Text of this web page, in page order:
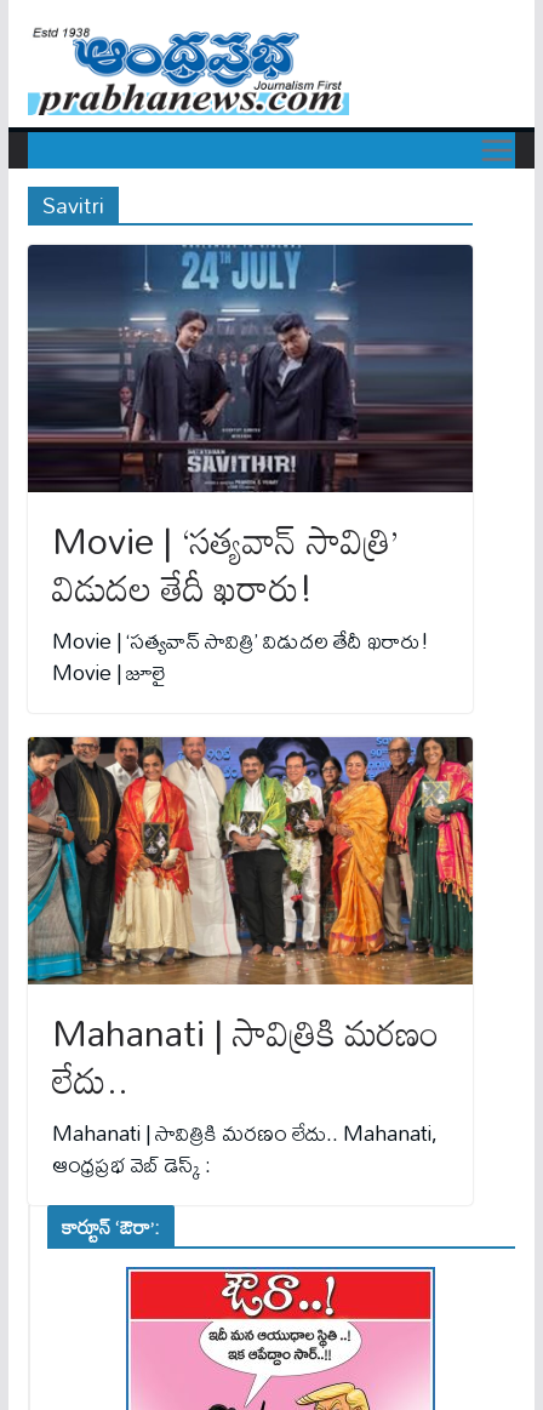
Savitri
Movie | ‘సత్యవాన్ సావిత్రి’
విడుదల తేదీ ఖరారు!
Movie | ‘సత్యవాన్ సావిత్రి’ విడుదల తేదీ ఖరారు!
Movie | జూలై
Mahanati | సావిత్రికి మరణం
లేదు..
Mahanati | సావిత్రికి మరణం లేదు.. Mahanati,
ఆంధ్రప్రభ వెబ్ డెస్క్ :
కార్టూన్ ‘ఔరా’: